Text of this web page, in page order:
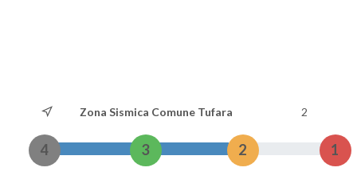
Zona Sismica Comune Tufara 2
4 3 2 1